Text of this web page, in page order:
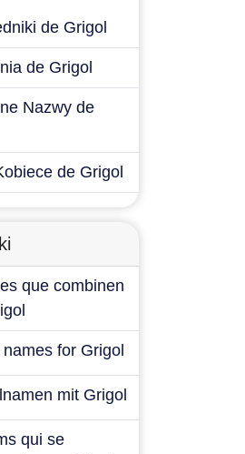
de Grigol
de Grigol
Nazwy de
de Grigol
que combinen
for Grigol
mit Grigol
qui se